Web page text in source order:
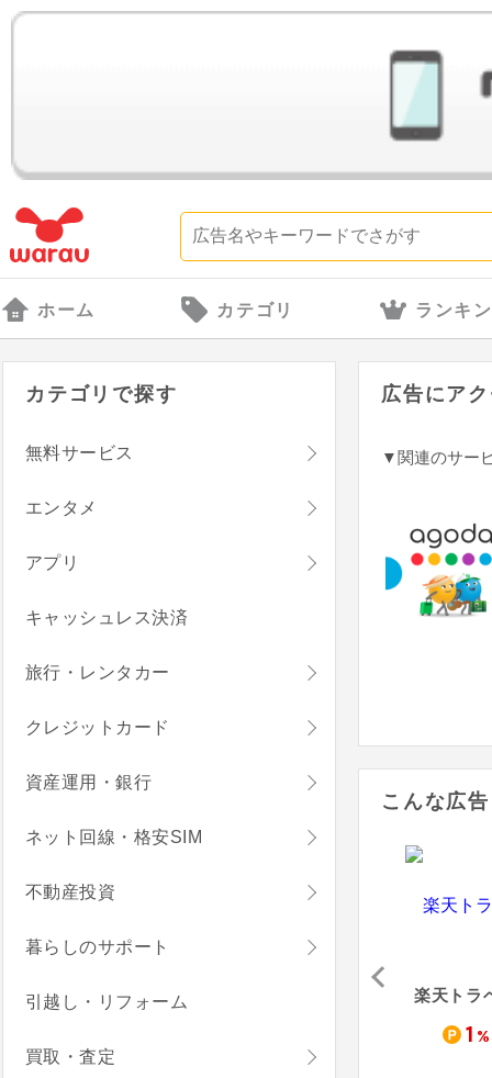
ホーム カテゴリ ランキ
広告にア
▼関連のサー
こんな広
ASOVIEW!（アソビュー） JTB国内宿泊予約 楽天トラ
1 %
カテゴリで探す
無料サービス
エンタメ
アプリ
キャッシュレス決済
旅行・レンタカー
クレジットカード
資産運用・銀行
ネット回線・格安SIM
不動産投資
暮らしのサポート
引越し・リフォーム
買取・査定